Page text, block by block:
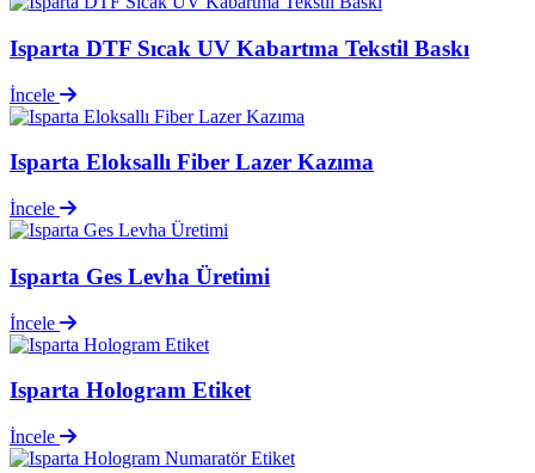
Isparta DTF Sıcak UV Kabartma Tekstil Baskı
İncele
Isparta Eloksallı Fiber Lazer Kazıma
İncele
Isparta Ges Levha Üretimi
İncele
Isparta Hologram Etiket
İncele